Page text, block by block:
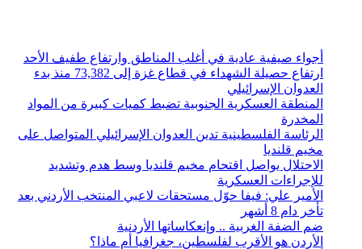
أجواء صيفية عادية في أغلب المناطق وارتفاع طفيف الأحد
ارتفاع حصيلة الشهداء في قطاع غزة إلى 73,382 منذ بدء
العدوان الإسرائيلي
المنطقة العسكرية الجنوبية تضبط كميات كبيرة من المواد
المخدرة
الرئاسة الفلسطينية تدين العدوان الإسرائيلي المتواصل على
مخيم قلنديا
الاحتلال يواصل اقتحام مخيم قلنديا وسط هدم وتشديد
للإجراءات العسكرية
الأمير علي: فيفا حوّل مستحقات لاعبي المنتخب الأردني بعد
تأخر دام 8 أشهر
ضم الضفة الغربية .. وإنعكاساتها الأردنية
الأردن هو الأقرب لفلسطين، جغرافيا أم ماذا؟